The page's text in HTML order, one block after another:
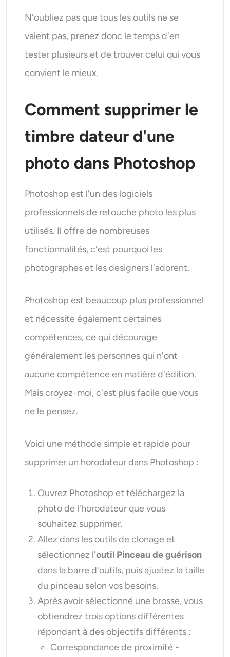
N'oubliez pas que tous les outils ne se
valent pas, prenez donc le temps d'en
tester plusieurs et de trouver celui qui vous
convient le mieux.
Comment supprimer le
timbre dateur d'une
photo dans Photoshop
Photoshop est l'un des logiciels
professionnels de retouche photo les plus
utilisés. Il offre de nombreuses
fonctionnalités, c'est pourquoi les
photographes et les designers l'adorent.
Photoshop est beaucoup plus professionnel
et nécessite également certaines
compétences, ce qui décourage
généralement les personnes qui n'ont
aucune compétence en matière d'édition.
Mais croyez-moi, c'est plus facile que vous
ne le pensez.
Voici une méthode simple et rapide pour
supprimer un horodateur dans Photoshop :
Ouvrez Photoshop et téléchargez la
photo de l'horodateur que vous
souhaitez supprimer.
Allez dans les outils de clonage et
sélectionnez l'outil Pinceau de guérison
dans la barre d'outils, puis ajustez la taille
du pinceau selon vos besoins.
Après avoir sélectionné une brosse, vous
obtiendrez trois options différentes
répondant à des objectifs différents :
Correspondance de proximité -